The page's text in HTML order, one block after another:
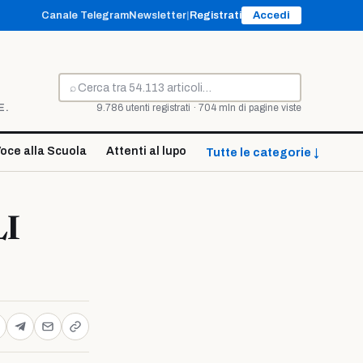
Canale TelegramNewsletter Registrati Accedi
⌕
Cerca
9.786 utenti registrati · 704 mln di pagine viste
alla Scuola Attenti al lupo Tutte le categorie ↓